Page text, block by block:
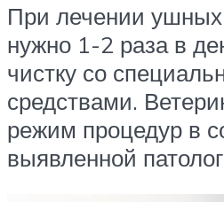
При лечении
нужно 1-2 раза в
чистку со
средствами.
режим процедур в
выявленной